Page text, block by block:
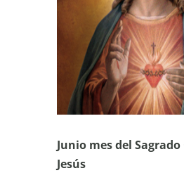
Junio mes del
Jesús